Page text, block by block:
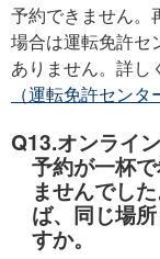
予約できません。
場合は運転免許セ
ありません。詳し
（運転免許セン
Q13.オンライ
予約が一杯
ませんでし
ば、同じ場
すか。